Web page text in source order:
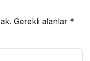
Gerekli alanlar *